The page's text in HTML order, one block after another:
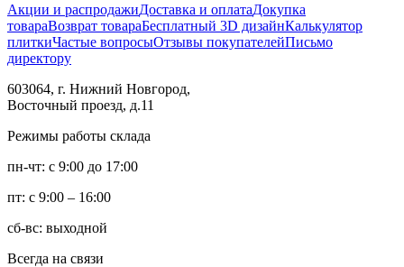
Акции и распродажиДоставка и оплатаДокупка
товараВозврат товараБесплатный 3D дизайнКалькулятор
плиткиЧастые вопросыОтзывы покупателейПисьмо
директору
603064, г. Нижний Новгород,
Восточный проезд, д.11
Режимы работы склада
пн-чт: с 9:00 до 17:00
пт: с 9:00 – 16:00
сб-вс: выходной
Всегда на связи